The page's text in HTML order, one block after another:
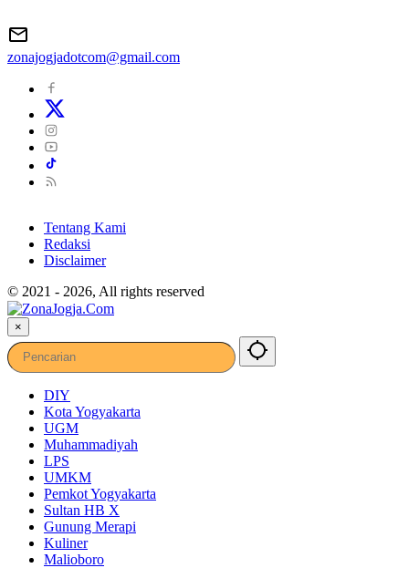
zonajogjadotcom@gmail.com
Tentang Kami
Redaksi
Disclaimer
© 2021 - 2026, All rights reserved
×
DIY
Kota Yogyakarta
UGM
Muhammadiyah
LPS
UMKM
Pemkot Yogyakarta
Sultan HB X
Gunung Merapi
Kuliner
Malioboro